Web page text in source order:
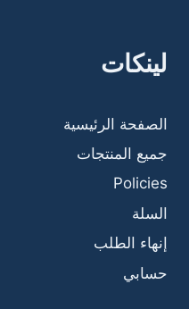
لينكات
الصفحة الرئيسية
جميع المنتجات
Policies
السلة
إنهاء الطلب
حسابي